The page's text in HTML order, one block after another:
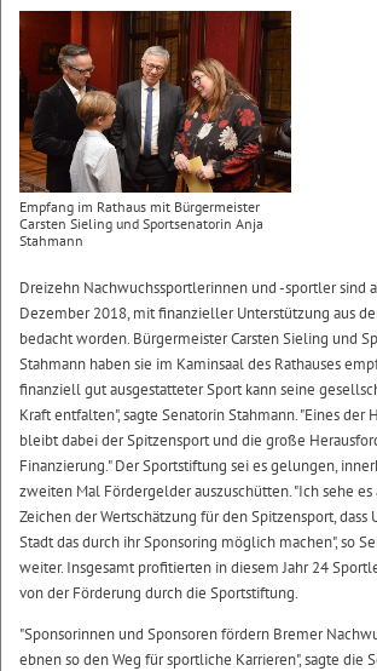
Empfang im Rathaus mit Bürgermeister
Carsten Sieling und Sportsenatorin Anja
Stahmann
Dreizehn Nachwuchssportlerinnen und -sportler sind
Dezember 2018, mit finanzieller Unterstützung aus
bedacht worden. Bürgermeister Carsten Sieling und
Stahmann haben sie im Kaminsaal des Rathauses
finanziell gut ausgestatteter Sport kann seine
Kraft entfalten", sagte Senatorin Stahmann. "Eines der
bleibt dabei der Spitzensport und die große
Finanzierung." Der Sportstiftung sei es gelungen,
zweiten Mal Fördergelder auszuschütten. "Ich sehe
Zeichen der Wertschätzung für den Spitzensport, dass
Stadt das durch ihr Sponsoring möglich machen", so
weiter. Insgesamt profitierten in diesem Jahr 24
von der Förderung durch die Sportstiftung.
"Sponsorinnen und Sponsoren fördern Bremer
ebnen so den Weg für sportliche Karrieren", sagte die